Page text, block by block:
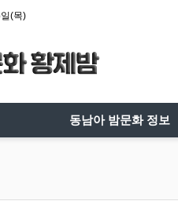
(목)
동남아 밤문화 정보